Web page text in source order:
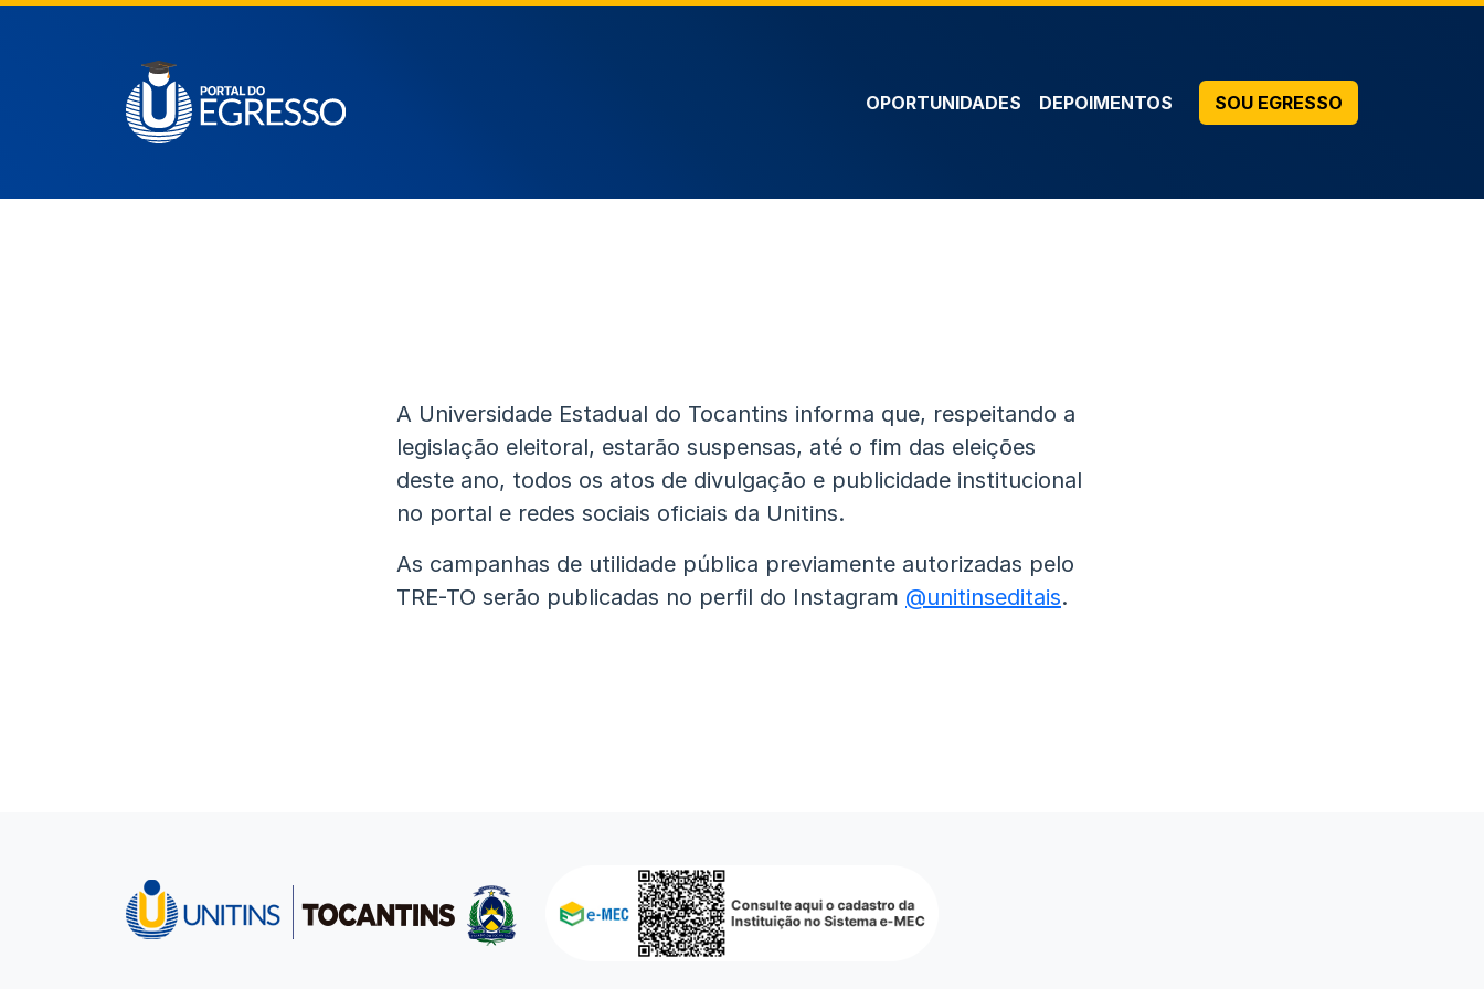
OPORTUNIDADES DEPOIMENTOS SOU EGRESSO
A Universidade Estadual do Tocantins informa que, respeitando a
legislação eleitoral, estarão suspensas, até o fim das eleições
deste ano, todos os atos de divulgação e publicidade institucional
no portal e redes sociais oficiais da Unitins.
As campanhas de utilidade pública previamente autorizadas pelo
TRE-TO serão publicadas no perfil do Instagram @unitinseditais.